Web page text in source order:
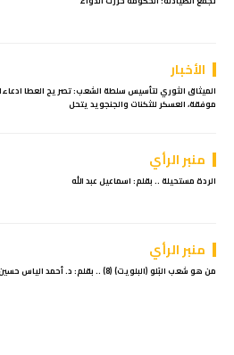
الأخبار
الميثاق الثوري لتأسيس سلطة الشعب: تصريح العطا
موفقة، العسكر للثكنات والجنجويد يتحل
منبر الرأي
الردة مستحيلة .. بقلم: اسماعيل عبد الله
منبر الرأي
من هو شعب البَلو (البلويت) (8) .. بقلم: د. أحمد الياس حسين